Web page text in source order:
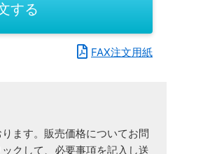
する
FAX注文用紙
ます。販売価格についてお問
クして、必要事項を記入し送